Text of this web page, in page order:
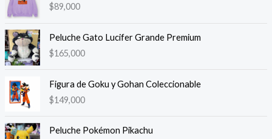
$89,000
Peluche Gato Lucifer Grande Premium
$165,000
Figura de Goku y Gohan Coleccionable
$149,000
Peluche Pokémon Pikachu